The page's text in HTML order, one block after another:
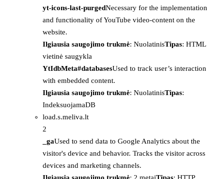
yt-icons-last-purgedNecessary for the implementation
and functionality of YouTube video-content on the
website.
Ilgiausia saugojimo trukmė: NuolatinisTipas: HTML
vietinė saugykla
YtIdbMeta#databasesUsed to track user’s interaction
with embedded content.
Ilgiausia saugojimo trukmė: NuolatinisTipas:
IndeksuojamaDB
load.s.meliva.lt
2
_gaUsed to send data to Google Analytics about the
visitor's device and behavior. Tracks the visitor across
devices and marketing channels.
Ilgiausia saugojimo trukmė: 2 metaiTipas: HTTP